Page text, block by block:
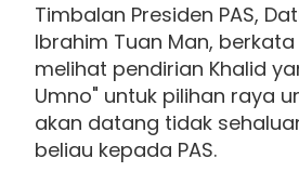
Timbalan Presiden PAS,
Ibrahim Tuan Man,
melihat pendirian Khalid
Umno" untuk pilihan raya
akan datang tidak
beliau kepada PAS.